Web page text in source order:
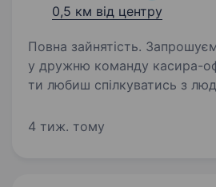
0,5 км від центру
Повна зайнятість. Запрошуємо на роботу
у дружню команду касира-
ти любиш спілкуватись з
постійне місце роботи тоді
4 тиж. тому